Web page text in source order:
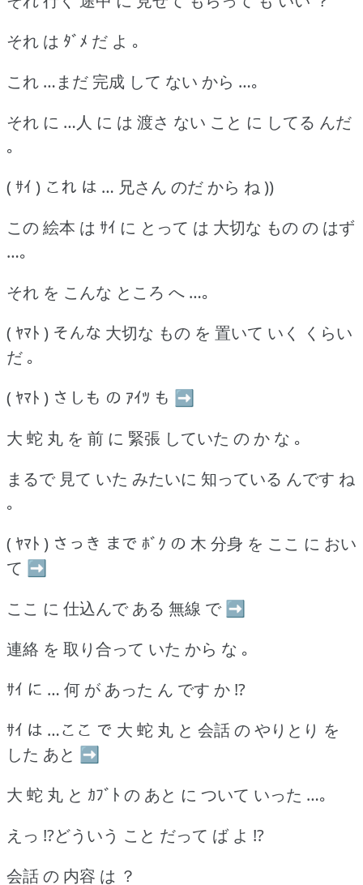
それ は ﾀﾞﾒ だ よ ｡
これ …まだ 完成 して ない から …｡
それ に …人 に は 渡さ ない こと に してる んだ
｡
( ｻｲ ) これ は … 兄さん のだ から ね ))
この 絵本 は ｻｲ に とって は 大切な もの の はず
…｡
それ を こんな ところ へ …｡
( ﾔﾏﾄ ) そんな 大切な もの を 置いて いく くらい
だ ｡
( ﾔﾏﾄ ) さしも の ｱｲﾂ も ➡
大 蛇 丸 を 前 に 緊張 していた の か な ｡
まるで 見て いた みたいに 知っている んです ね
｡
( ﾔﾏﾄ ) さっき まで ﾎﾞｸ の 木 分身 を ここ に おい
て ➡
ここ に 仕込んで ある 無線 で ➡
連絡 を 取り合って いた から な ｡
ｻｲ に … 何 が あった ん です か !?
ｻｲ は …ここ で 大 蛇 丸 と 会話 の やりとり を
した あと ➡
大 蛇 丸 と ｶﾌﾞﾄ の あと に ついて いった …｡
えっ !?どういう こと だって ば よ !?
会話 の 内容 は ？